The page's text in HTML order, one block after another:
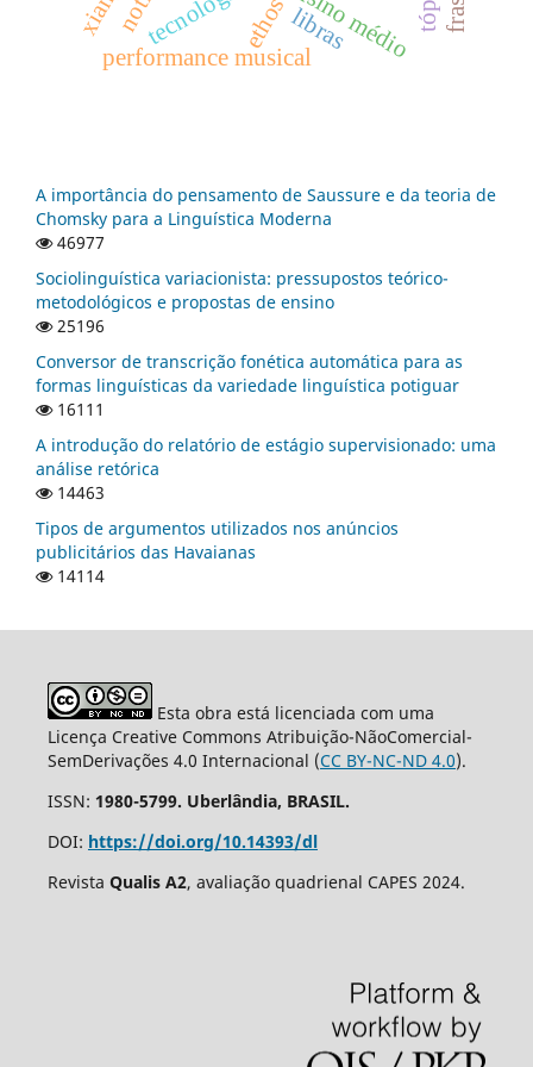
performance musical
ethoslibras
A importância do pensamento de Saussure e da teoria de
Chomsky para a Linguística Moderna
46977
Sociolinguística variacionista: pressupostos teórico-
metodológicos e propostas de ensino
25196
Conversor de transcrição fonética automática para as
formas linguísticas da variedade linguística potiguar
16111
A introdução do relatório de estágio supervisionado: uma
análise retórica
14463
Tipos de argumentos utilizados nos anúncios
publicitários das Havaianas
14114
Esta obra está licenciada com uma
Licença Creative Commons Atribuição-NãoComercial-
SemDerivações 4.0 Internacional (CC BY-NC-ND 4.0).
ISSN: 1980-5799. Uberlândia, BRASIL.
DOI: https://doi.org/10.14393/dl
Revista Qualis A2, avaliação quadrienal CAPES 2024.